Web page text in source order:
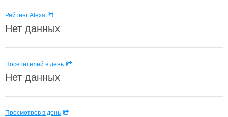
Рейтинг Alexa
Нет данных
Посетителей в день
Нет данных
Просмотров в день